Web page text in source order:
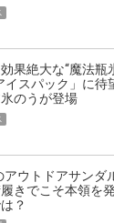
果絶大な“魔法瓶
イスパック」に待
のうが登場
ウトドアサンダ
きでこそ本領を
？